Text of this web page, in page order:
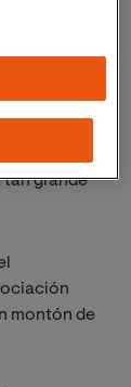
un pueblo
cuando
esa gran
tan grande
montón de